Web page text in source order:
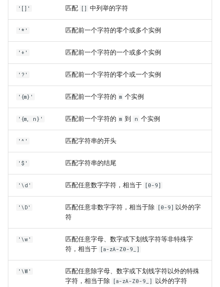
流程控制阶段练习
1.7 Python 函数
函数阶段练习
虚拟环境管理
pip工具使用
'[]' 匹配 [] 中列举的字符
'*' 匹配前一个字符的零个或多个实例
'+' 匹配前一个字符的一个或多个实例
'?' 匹配前一个字符的零个或一个实例
'{m}' 匹配前一个字符的 m 个实例
'{m, n}' 匹配前一个字符的 m 到 n 个实例
'^' 匹配字符串的开头
'$' 匹配字符串的结尾
'\d' 匹配任意数字字符，相当于 [0-9]
'\D' 匹配任意非数字字符，相当于除 [0-9] 以外的字
符
'\w'
匹配任意字母、数字或下划线字符等非特殊字
符，相当于
[a-zA-Z0-9_]
'\W'
匹配任意除字母、数字或下划线字符以外的特殊
字符，相当于除
[a-zA-Z0-9_] 以外的字符